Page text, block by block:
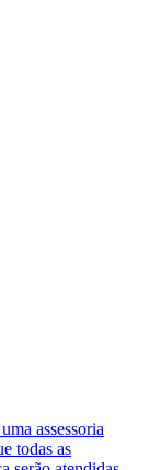
assessoria
todas as